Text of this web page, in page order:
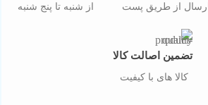
ارسال از طریق پست از شنبه تا پنج شنبه
تضمین اصالت کالا
کالا های با کیفیت